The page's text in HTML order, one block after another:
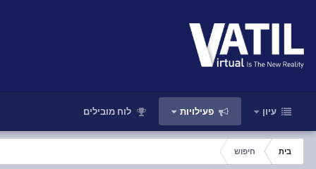
עיון פעילויות לוח מובילים
בית חיפוש